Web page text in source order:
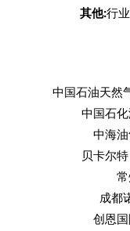
其他:行
中国石油天然
中国石
中海
贝卡尔
成都
创恩